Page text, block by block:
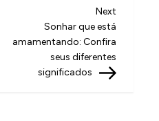
Next
Post
Next
Sonhar que está
amamentando: Confira
seus diferentes
significados